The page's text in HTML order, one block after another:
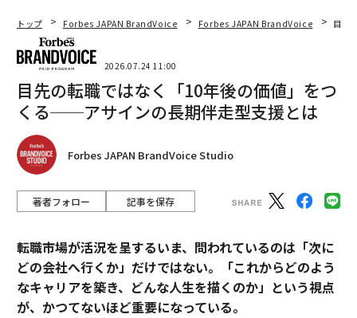
トップ Forbes JAPAN BrandVoice Forbes JAPAN BrandVoice 目先
2026.07.24 11:00
目先の転職ではなく「10年後の価値」をつ
くる──アサインの長期伴走型支援とは
Forbes JAPAN BrandVoice Studio
著者フォロー 記事を保存
転職市場が活況を呈するいま、問われているのは「次に
どの会社へ行くか」だけではない。「これからどのよう
なキャリアを築き、どんな人生を描くのか」という視点
が、かつてないほど重要になっている。